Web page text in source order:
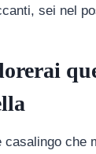
sei nel
casalingo che